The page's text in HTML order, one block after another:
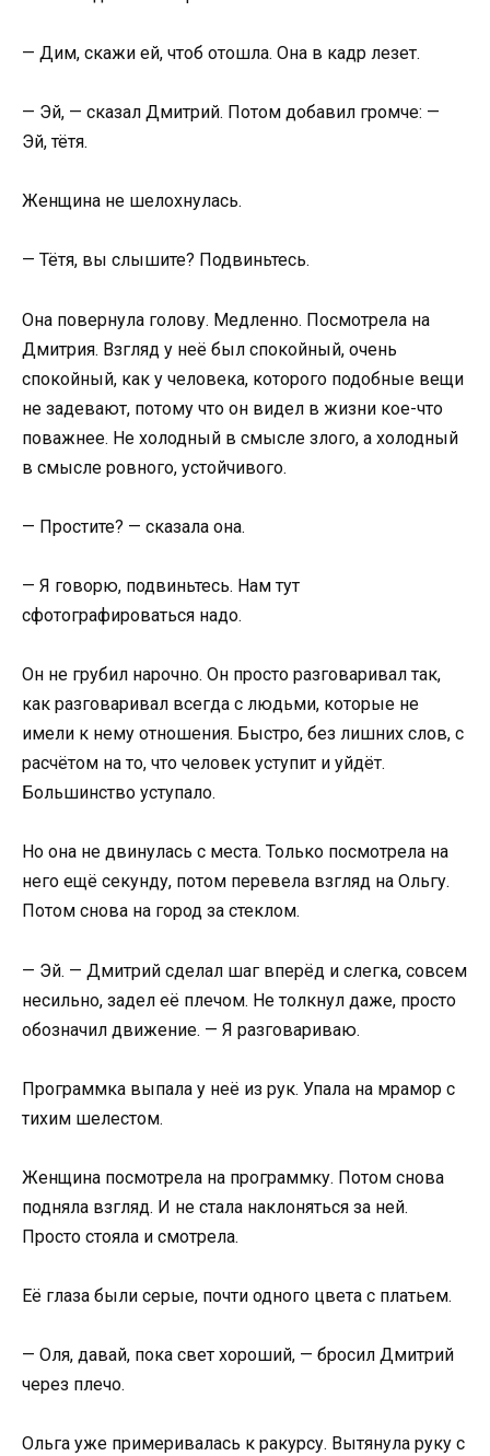
— Дим, скажи ей, чтоб отошла. Она в кадр лезет.
— Эй, — сказал Дмитрий. Потом добавил громче: —
Эй, тётя.
Женщина не шелохнулась.
— Тётя, вы слышите? Подвиньтесь.
Она повернула голову. Медленно. Посмотрела на
Дмитрия. Взгляд у неё был спокойный, очень
спокойный, как у человека, которого подобные вещи
не задевают, потому что он видел в жизни кое-что
поважнее. Не холодный в смысле злого, а холодный
в смысле ровного, устойчивого.
— Простите? — сказала она.
— Я говорю, подвиньтесь. Нам тут
сфотографироваться надо.
Он не грубил нарочно. Он просто разговаривал так,
как разговаривал всегда с людьми, которые не
имели к нему отношения. Быстро, без лишних слов, с
расчётом на то, что человек уступит и уйдёт.
Большинство уступало.
Но она не двинулась с места. Только посмотрела на
него ещё секунду, потом перевела взгляд на Ольгу.
Потом снова на город за стеклом.
— Эй. — Дмитрий сделал шаг вперёд и слегка, совсем
несильно, задел её плечом. Не толкнул даже, просто
обозначил движение. — Я разговариваю.
Программка выпала у неё из рук. Упала на мрамор с
тихим шелестом.
Женщина посмотрела на программку. Потом снова
подняла взгляд. И не стала наклоняться за ней.
Просто стояла и смотрела.
Её глаза были серые, почти одного цвета с платьем.
— Оля, давай, пока свет хороший, — бросил Дмитрий
через плечо.
Ольга уже примеривалась к ракурсу. Вытянула руку с